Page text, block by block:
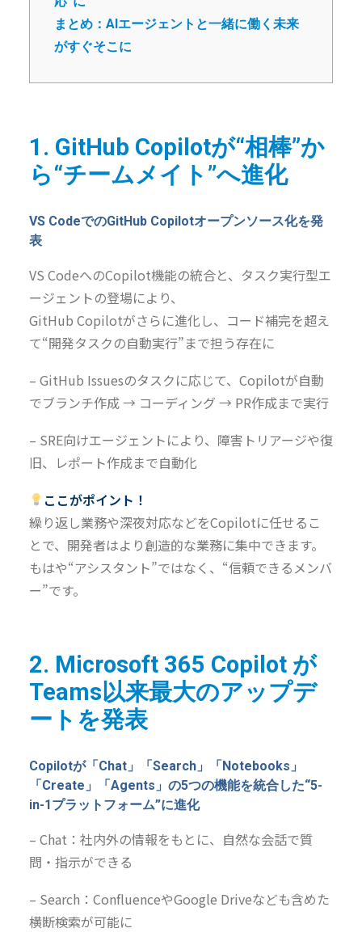
まとめ：AIエージェントと一緒に働く未来
がすぐそこに
1. GitHub Copilotが“相棒”か
ら“チームメイト”へ進化
VS CodeでのGitHub Copilotオープンソース化を発
表
VS CodeへのCopilot機能の統合と、タスク実行型エ
ージェントの登場により、
GitHub Copilotがさらに進化し、コード補完を超え
て“開発タスクの自動実行”まで担う存在に
– GitHub Issuesのタスクに応じて、Copilotが自動
でブランチ作成 → コーディング → PR作成まで実行
– SRE向けエージェントにより、障害トリアージや復
旧、レポート作成まで自動化
ここがポイント！
繰り返し業務や深夜対応などをCopilotに任せるこ
とで、開発者はより創造的な業務に集中できます。
もはや“アシスタント”ではなく、“信頼できるメンバ
ー”です。
2. Microsoft 365 Copilot が
Teams以来最大のアップデ
ートを発表
Copilotが「Chat」「Search」「Notebooks」
「Create」「Agents」の5つの機能を統合した“5-
in-1プラットフォーム”に進化
– Chat：社内外の情報をもとに、自然な会話で質
問・指示ができる
– Search：ConfluenceやGoogle Driveなども含めた
横断検索が可能に